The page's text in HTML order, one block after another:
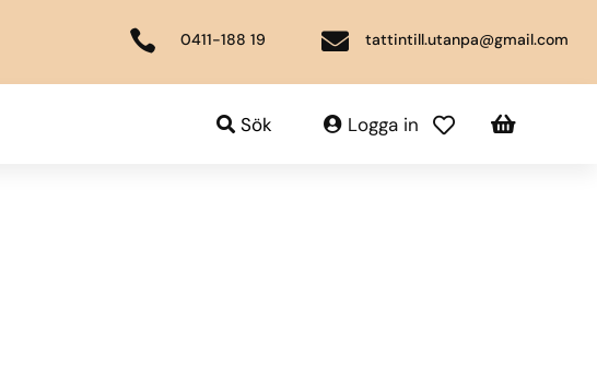
 0411-188 19  tattintill.utanpa@gmail.com
 
Logga in
Sök